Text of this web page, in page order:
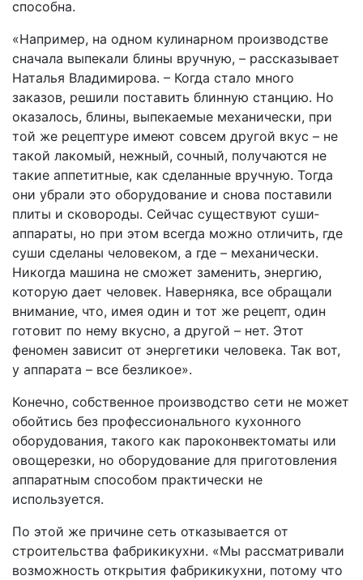
способна.
«Например, на одном кулинарном производстве
сначала выпекали блины вручную, – рассказывает
Наталья Владимирова. – Когда стало много
заказов, решили поставить блинную станцию. Но
оказалось, блины, выпекаемые механически, при
той же рецептуре имеют совсем другой вкус – не
такой лакомый, нежный, сочный, получаются не
такие аппетитные, как сделанные вручную. Тогда
они убрали это оборудование и снова поставили
плиты и сковороды. Сейчас существуют суши­
аппараты, но при этом всегда можно отличить, где
суши сделаны человеком, а где – механически.
Никогда машина не сможет заменить, энергию,
которую дает человек. Наверняка, все обращали
внимание, что, имея один и тот же рецепт, один
готовит по нему вкусно, а другой – нет. Этот
феномен зависит от энергетики человека. Так вот,
у аппарата – все безликое».
Конечно, собственное производство сети не может
обойтись без профессионального кухонного
оборудования, такого как пароконвектоматы или
овощерезки, но оборудование для приготовления
аппаратным способом практически не
используется.
По этой же причине сеть отказывается от
строительства фабрики­кухни. «Мы рассматривали
возможность открытия фабрики­кухни, потому что